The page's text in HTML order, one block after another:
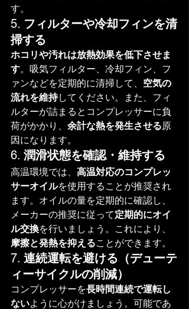
す。
5. フィルターや冷却フィンを清
掃する
ホコリや汚れは放熱効果を低下させま
す。吸気フィルター、冷却フィン、フ
ァンなどを定期的に清掃して、 空気の
流れを維持してください。また、フィ
ルターが詰まるとコンプレッサーに負
荷がかかり、 余計な熱を発生させる原
因になります。
6. 潤滑状態を確認・維持する
高温環境では、 高温対応のコンプレッ
サーオイルを使用することが推奨され
ます。オイルの量を定期的に確認し、
メーカーの推奨に従って定期的にオイ
ル交換を行いましょう。これにより、
摩擦と発熱を抑えることができます。
7. 連続運転を避ける（デューテ
ィーサイクルの削減）
コンプレッサーを長時間連続で運転し
ないように心がけましょう。可能であ